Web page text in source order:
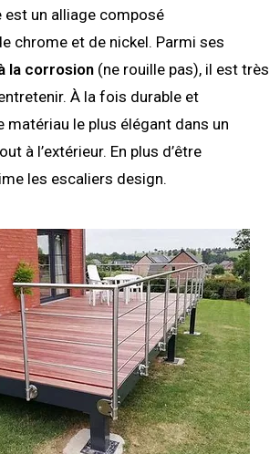
est un alliage composé
chrome et de nickel. Parmi ses
la corrosion (ne rouille pas), il est très
À la fois durable et
matériau le plus élégant dans un
à l’extérieur. En plus d’être
les escaliers design.